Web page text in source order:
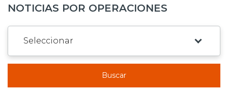
NOTICIAS POR OPERACIONES
Buscar